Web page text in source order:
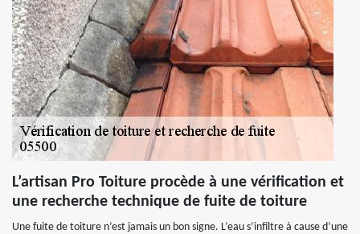
L’artisan Pro Toiture procède à une vérification et
une recherche technique de fuite de toiture
Une fuite de toiture n’est jamais un bon signe. L’eau s’infiltre à cause d’une